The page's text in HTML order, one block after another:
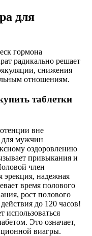
для
гормона
радикально решает
снижения
отношениям.
таблетки
вне
для мужчин
оздоровлению
привыкания и
член
эрекция, надежная
время полового
рост полового
до 120 часов!
использоваться
Это означает,
виагры.